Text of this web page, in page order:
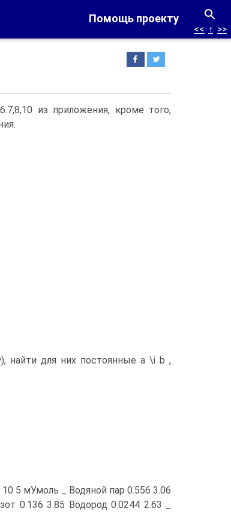
Помощь проекту
<< ↑ >>
из приложения, кроме того,
найти для них постоянные a \i b ,
5 мУмоль _ Водяной пар 0.556 3.06
0.136 3.85 Водород 0.0244 2.63 _